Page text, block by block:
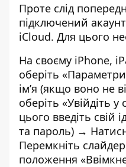
Проте слід
підключений
iCloud. Для цього
На своєму iPhone,
оберіть
ім’я (якщо воно не
оберіть «Увійдіть
цього введіть свій
та пароль) →
Перемкніть
положення «